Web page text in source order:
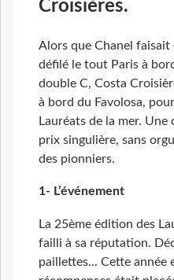
Croisières.
Alors que Chanel faisait
défilé le tout Paris à
double C, Costa
à bord du Favolosa,
Lauréats de la mer. Une
prix singulière, sans
des pionniers.
1- L’événement
La 25ème édition des
failli à sa réputation.
paillettes... Cette année